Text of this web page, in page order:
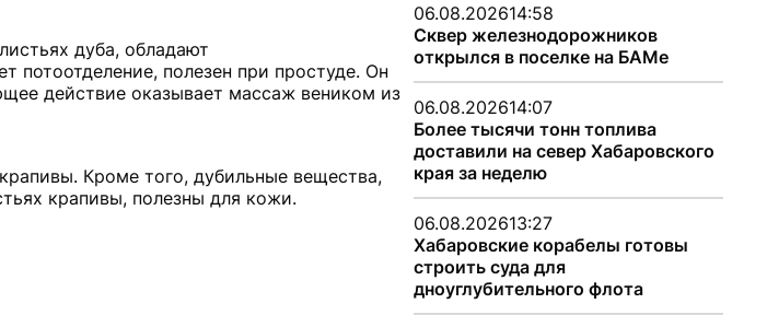
дуба, обладают
полезен при простуде. Он
действие оказывает массаж веником из
Кроме того, дубильные вещества,
крапивы, полезны для кожи.
06.08.202614:58
Сквер железнодорожников
открылся в поселке на БАМе
06.08.202614:07
Более тысячи тонн топлива
доставили на север Хабаровского
края за неделю
06.08.202613:27
Хабаровские корабелы готовы
строить суда для
дноуглубительного флота